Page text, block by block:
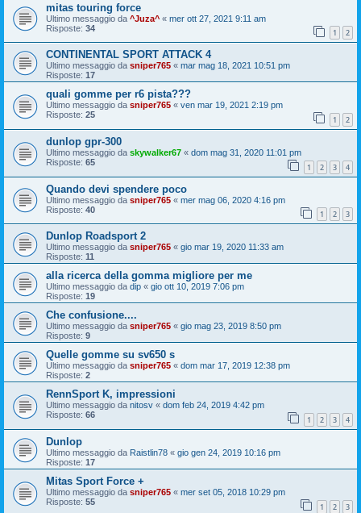
mitas touring force
Ultimo messaggio da ^Juza^ « mer ott 27, 2021 9:11 am
Risposte: 34 1 2
CONTINENTAL SPORT ATTACK 4
Ultimo messaggio da sniper765 « mar mag 18, 2021 10:51 pm
Risposte: 17
quali gomme per r6 pista???
Ultimo messaggio da sniper765 « ven mar 19, 2021 2:19 pm
Risposte: 25 1 2
dunlop gpr-300
Ultimo messaggio da skywalker67 « dom mag 31, 2020 11:01 pm
Risposte: 65 1 2 3 4
Quando devi spendere poco
Ultimo messaggio da sniper765 « mer mag 06, 2020 4:16 pm
Risposte: 40 1 2 3
Dunlop Roadsport 2
Ultimo messaggio da sniper765 « gio mar 19, 2020 11:33 am
Risposte: 11
alla ricerca della gomma migliore per me
Ultimo messaggio da dip « gio ott 10, 2019 7:06 pm
Risposte: 19
Che confusione....
Ultimo messaggio da sniper765 « gio mag 23, 2019 8:50 pm
Risposte: 9
Quelle gomme su sv650 s
Ultimo messaggio da sniper765 « dom mar 17, 2019 12:38 pm
Risposte: 2
RennSport K, impressioni
Ultimo messaggio da nitosv « dom feb 24, 2019 4:42 pm
Risposte: 66 1 2 3 4
Dunlop
Ultimo messaggio da Raistlin78 « gio gen 24, 2019 10:16 pm
Risposte: 17
Mitas Sport Force +
Ultimo messaggio da sniper765 « mer set 05, 2018 10:29 pm
Risposte: 55 1 2 3